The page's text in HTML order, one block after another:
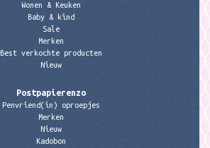
Wonen & Keuken
Baby & kind
Sale
Merken
Best verkochte producten
Nieuw
Postpapierenzo
Penvriend(in) oproepjes
Merken
Nieuw
Kadobon